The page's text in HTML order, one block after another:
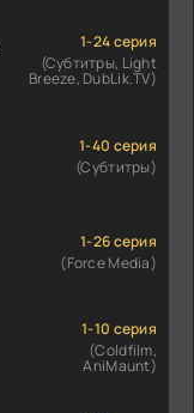
1-24 серия
(Субтитры, Light
Breeze, DubLik.TV)
1-40 серия
(Субтитры)
1-26 серия
(Force Media)
1-10 серия
(Coldfilm,
AniMaunt)